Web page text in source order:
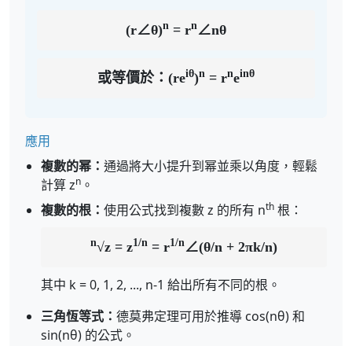
(r∠θ)n = rn∠nθ
或等價於：(reiθ)n = rneinθ
應用
複數的幂： 通過將大小提升到幂並乘以角度，輕鬆
計算 zn 。
複數的根： 使用公式找到複數 z 的所有 nth 根：
n√z = z1/n = r1/n∠(θ/n + 2πk/n)
其中 k = 0, 1, 2, ..., n-1 給出所有不同的根。
三角恆等式： 德莫弗定理可用於推導 cos(nθ) 和
sin(nθ) 的公式。